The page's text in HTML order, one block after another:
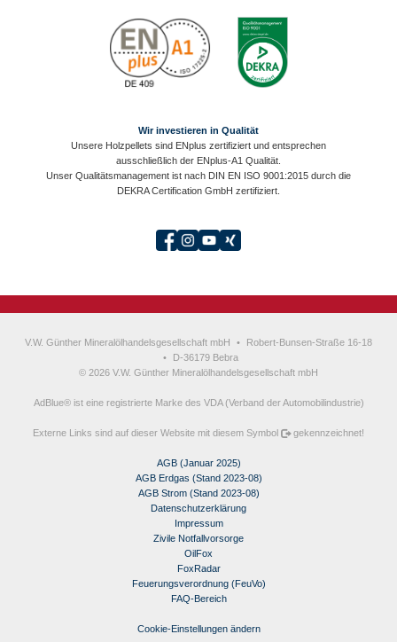
Wir investieren in Qualität
Unsere Holzpellets sind ENplus zertifiziert und entsprechen
ausschließlich der ENplus-A1 Qualität.
Unser Qualitätsmanagement ist nach DIN EN ISO 9001:2015 durch die
DEKRA Certification GmbH zertifiziert.
V.W. Günther Mineralölhandelsgesellschaft mbH •
Robert-Bunsen-Straße 16-18
•
D-36179 Bebra
© 2026 V.W. Günther Mineralölhandelsgesellschaft mbH
AdBlue® ist eine registrierte Marke des VDA (Verband der Automobilindustrie)
Externe Links sind auf dieser Website mit diesem Symbol gekennzeichnet!
AGB (Januar 2025)
AGB Erdgas (Stand 2023-08)
AGB Strom (Stand 2023-08)
Datenschutzerklärung
Impressum
Zivile Notfallvorsorge
OilFox
FoxRadar
Feuerungsverordnung (FeuVo)
FAQ-Bereich
Cookie-Einstellungen ändern